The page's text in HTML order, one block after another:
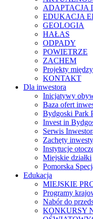
ADAPTACJA
EDUKACJA
GEOLOGIA
HAŁAS
ODPADY
POWIETRZE
ZACHEM
Projekty
KONTAKT
Dla inwestora
Inicjatywy
Baza ofert
Bydgoski Park
Invest in
Serwis
Zachęty
Instytucje
Miejskie działki
Pomorska
Edukacja
MIEJSKIE
Programy
Nabór do
KONKURSY